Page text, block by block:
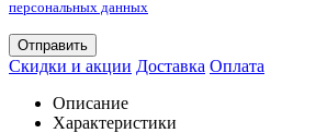
персональных данных
Отправить
Скидки и акции Доставка Оплата
Описание
Характеристики